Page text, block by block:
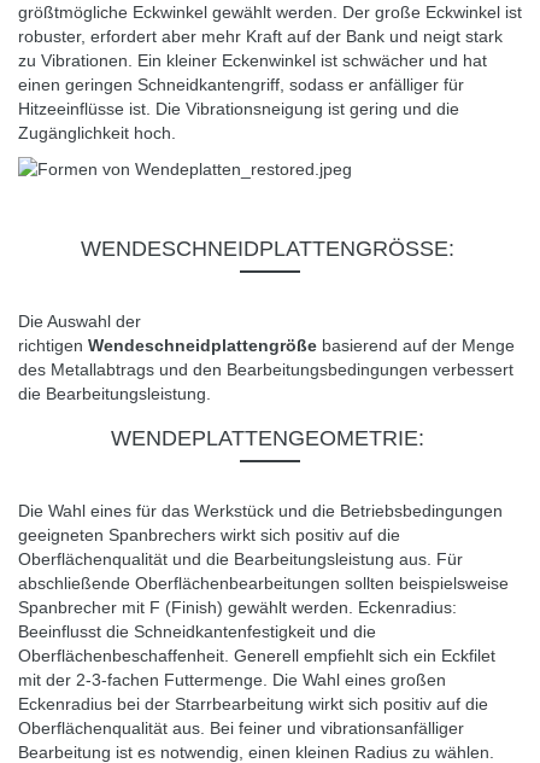
größtmögliche Eckwinkel gewählt werden.
Der große Eckwinkel ist
robuster, erfordert aber mehr Kraft auf der Bank und neigt stark
zu Vibrationen.
Ein kleiner Eckenwinkel ist schwächer und hat
einen geringen Schneidkantengriff, sodass er anfälliger für
Hitzeeinflüsse ist. Die Vibrationsneigung ist gering und die
Zugänglichkeit hoch.
WENDESCHNEIDPLATTENGRÖSSE :
Die Auswahl der
richtigen Wendeschneidplattengröße basierend auf der Menge
des Metallabtrags und den Bearbeitungsbedingungen verbessert
die Bearbeitungsleistung.
WENDEPLATTENGEOMETRIE:
Die Wahl eines für das Werkstück und die Betriebsbedingungen
geeigneten Spanbrechers wirkt sich positiv auf die
Oberflächenqualität und die Bearbeitungsleistung aus. Für
abschließende Oberflächenbearbeitungen sollten beispielsweise
Spanbrecher mit F (Finish) gewählt werden.
Eckenradius:
Beeinflusst die Schneidkantenfestigkeit und die
Oberflächenbeschaffenheit. Generell empfiehlt sich ein Eckfilet
mit der 2-3-fachen Futtermenge. Die Wahl eines großen
Eckenradius bei der Starrbearbeitung wirkt sich positiv auf die
Oberflächenqualität aus. Bei feiner und vibrationsanfälliger
Bearbeitung ist es notwendig, einen kleinen Radius zu wählen.